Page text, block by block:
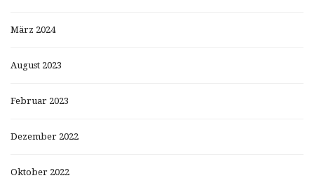
März 2024
August 2023
Februar 2023
Dezember 2022
Oktober 2022